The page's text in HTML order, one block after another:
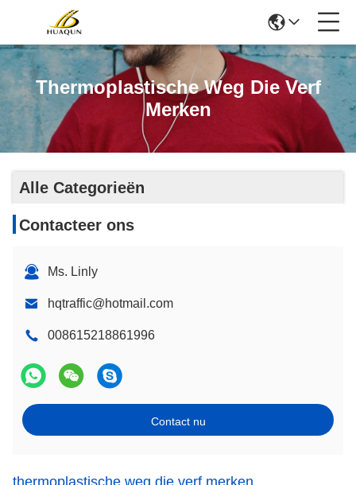
Thermoplastische Weg Die Verf
Merken
Alle Categorieën
Contacteer ons
Ms. Linly
hqtraffic@hotmail.com
008615218861996
Contact nu
thermoplastische weg die verf merken